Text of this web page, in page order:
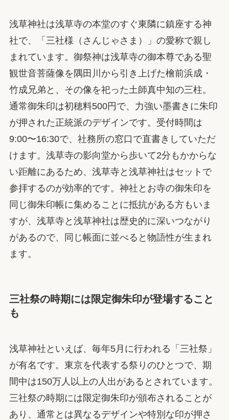
浅草神社は浅草寺の本堂のすぐ東隣に鎮座する神
社で、「三社様（さんじゃさま）」の愛称で親し
まれています。御祭神は浅草寺の御本尊である聖
観世音菩薩像を隅田川から引き上げた檜前浜成・
竹成兄弟と、その像を祀った土師真中知の三柱。
通常御朱印は初穂料500円で、力強い墨書きに朱印
が押された正統派のデザインです。受付時間は
9:00〜16:30で、社務所の窓口で直書きしていただ
けます。浅草寺の影向堂から歩いて2分もかからな
い距離にあるため、浅草寺と浅草神社はセットで
参拝するのが効率的です。神社とお寺の御朱印を
同じ御朱印帳に集めることに抵抗がある方もいま
すが、浅草寺と浅草神社は歴史的に深いつながり
があるので、同じ帳面に並べると物語性が生まれ
ます。
三社祭の時期には限定御朱印が登場すること
も
浅草神社といえば、毎年5月に行われる「三社祭」
が有名です。東京を代表する祭りのひとつで、期
間中は150万人以上の人出があるとされています。
三社祭の時期には限定御朱印が頒布されることが
あり、通常とは異なるデザインや特別な印が押さ